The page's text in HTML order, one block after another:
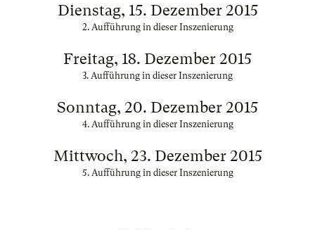
Dienstag, 15. Dezember 2015
2. Aufführung in dieser Inszenierung
Freitag, 18. Dezember 2015
3. Aufführung in dieser Inszenierung
Sonntag, 20. Dezember 2015
4. Aufführung in dieser Inszenierung
Mittwoch, 23. Dezember 2015
5. Aufführung in dieser Inszenierung